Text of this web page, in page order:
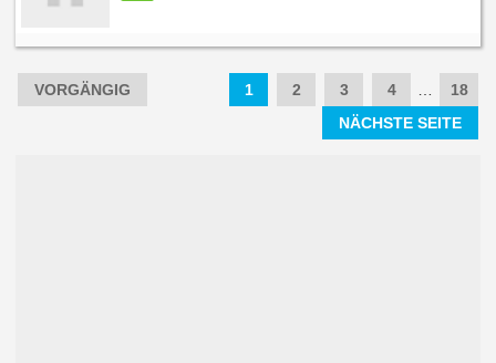
VORGÄNGIG 1 2 3 4
18
NÄCHSTE SEITE